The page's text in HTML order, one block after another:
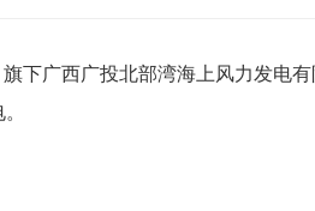
下广西广投北部湾海上风力发电